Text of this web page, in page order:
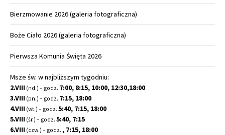
Bierzmowanie 2026 (galeria fotograficzna)
Boże Ciało 2026 (galeria fotograficzna)
Pierwsza Komunia Święta 2026
Msze św. w najbliższym tygodniu:
2.VIII (nd.) – godz. 7:00, 8:15, 10:00, 12:30,18:00
3.VIII (pn.) – godz. 7:15, 18:00
4.VIII (wt.) – godz. 5:40, 7:15, 18:00
5.VIII (śr.) – godz. 5:40, 7:15
6.VIII (czw.) – godz. , 7:15, 18:00